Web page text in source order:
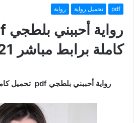
pdf تحميل رواية رواية
كاملة برابط مباشر 2021
رواية أحببني بلطجي pdf تحميل كاملة برابط مباشر 2021